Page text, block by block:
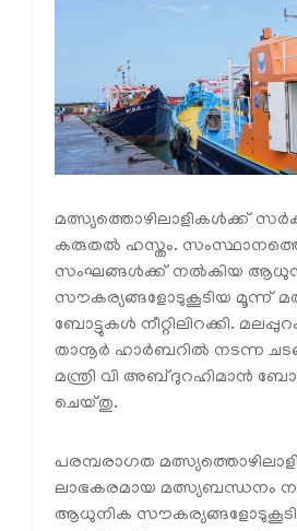
മത്സ്യത്തൊഴിലാളികൾക്ക്
കരുതൽ ഹസ്തം.
സംഘങ്ങൾക്ക് നൽകിയ
സൗകര്യങ്ങളോടുകൂടിയ മൂന്ന്
ബോട്ടുകൾ നീറ്റിലിറക്കി.
താനൂർ ഹാർബറിൽ നടന്ന
മന്ത്രി വി അബ്ദുറഹിമാൻ
ചെയ്തു.
പരമ്പരാഗത
ലാഭകരമായ മത്സ്യബന്ധനം
ആധുനിക